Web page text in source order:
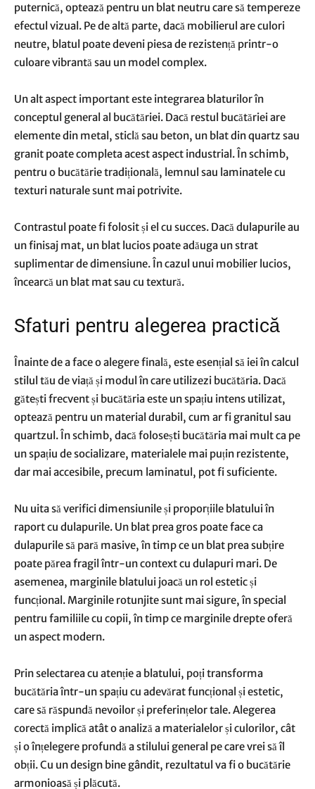
puternică, optează pentru un blat neutru care să tempereze
efectul vizual. Pe de altă parte, dacă mobilierul are culori
neutre, blatul poate deveni piesa de rezistență printr-o
culoare vibrantă sau un model complex.
Un alt aspect important este integrarea blaturilor în
conceptul general al bucătăriei. Dacă restul bucătăriei are
elemente din metal, sticlă sau beton, un blat din quartz sau
granit poate completa acest aspect industrial. În schimb,
pentru o bucătărie tradițională, lemnul sau laminatele cu
texturi naturale sunt mai potrivite.
Contrastul poate fi folosit și el cu succes. Dacă dulapurile au
un finisaj mat, un blat lucios poate adăuga un strat
suplimentar de dimensiune. În cazul unui mobilier lucios,
încearcă un blat mat sau cu textură.
Sfaturi pentru alegerea practică
Înainte de a face o alegere finală, este esențial să iei în calcul
stilul tău de viață și modul în care utilizezi bucătăria. Dacă
gătești frecvent și bucătăria este un spațiu intens utilizat,
optează pentru un material durabil, cum ar fi granitul sau
quartzul. În schimb, dacă folosești bucătăria mai mult ca pe
un spațiu de socializare, materialele mai puțin rezistente,
dar mai accesibile, precum laminatul, pot fi suficiente.
Nu uita să verifici dimensiunile și proporțiile blatului în
raport cu dulapurile. Un blat prea gros poate face ca
dulapurile să pară masive, în timp ce un blat prea subțire
poate părea fragil într-un context cu dulapuri mari. De
asemenea, marginile blatului joacă un rol estetic și
funcțional. Marginile rotunjite sunt mai sigure, în special
pentru familiile cu copii, în timp ce marginile drepte oferă
un aspect modern.
Prin selectarea cu atenție a blatului, poți transforma
bucătăria într-un spațiu cu adevărat funcțional și estetic,
care să răspundă nevoilor și preferințelor tale. Alegerea
corectă implică atât o analiză a materialelor și culorilor, cât
și o înțelegere profundă a stilului general pe care vrei să îl
obții. Cu un design bine gândit, rezultatul va fi o bucătărie
armonioasă și plăcută.